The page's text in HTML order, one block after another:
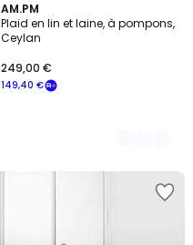
AM.PM
Plaid en lin et laine, à pompons,
Ceylan
149,40 €
249,00 €
2
Couleurs